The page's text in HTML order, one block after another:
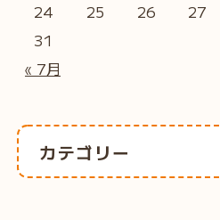
« 7月
24
25 26 27
31
カテゴリー